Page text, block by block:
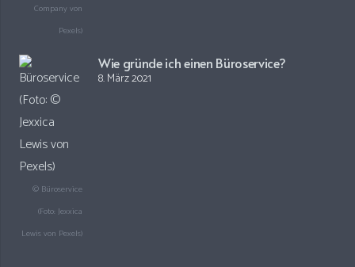
Company von
Pexels)
© Büroservice
(Foto: Jexxica
Lewis von Pexels)
Wie gründe ich einen Büroservice?
8. März 2021